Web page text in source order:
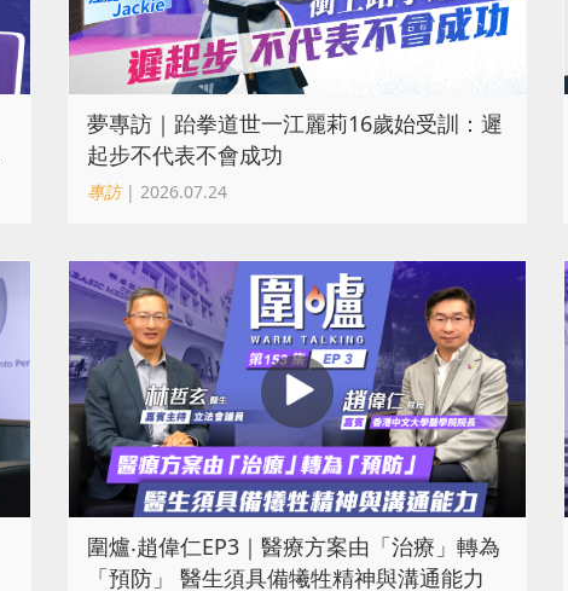
夢專訪｜跆拳道世一江麗莉16歲始受訓：遲
起步不代表不會成功
專訪| 2026.07.24
圍爐‧趙偉仁EP3｜醫療方案由「治療」轉為
「預防」 醫生須具備犧牲精神與溝通能力